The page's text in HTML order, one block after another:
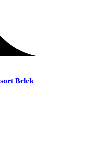
Belek